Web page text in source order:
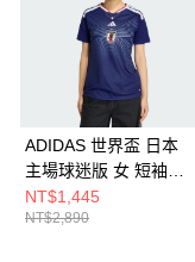
４．使用「AFTEE先享
時審查核予不同之上限
請求用戶進行身份認證。
５．嚴禁一人註冊多個帳
恩沛科技股份有限公司
ADIDAS 世界盃 日本
主場球迷版 女 短袖球
衣 JZ9684
NT$1,445
NT$2,890